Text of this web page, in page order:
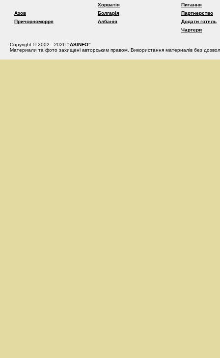
Азов
Причорноморря
Хорватія
Болгарія
Албанія
Питання
Партнерство
Додати готель
Чартери
Copyright © 2002 - 2026 "ASINFO"
Материали та фото захищені авторським правом. Використання материалів без